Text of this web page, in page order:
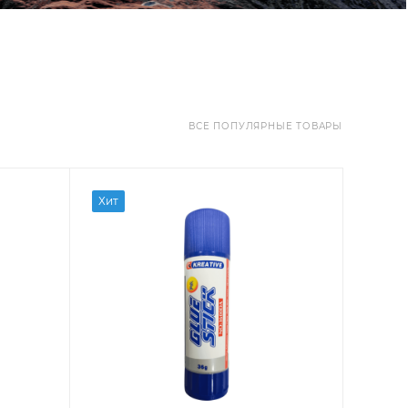
ВСЕ ПОПУЛЯРНЫЕ ТОВАРЫ
Хит